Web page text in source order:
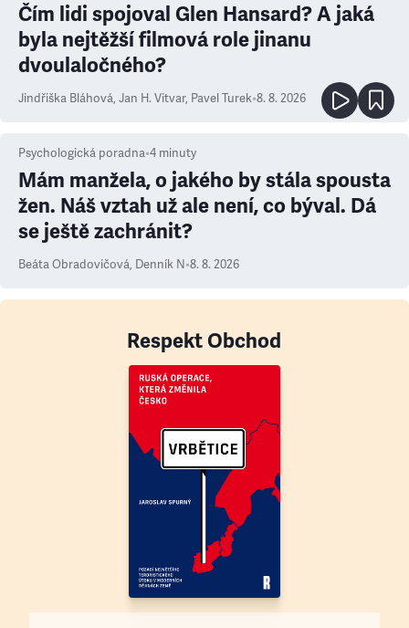
Čím lidi spojoval Glen Hansard? A jaká
byla nejtěžší filmová role jinanu
dvoulaločného?
Jindřiška Bláhová, Jan H. Vitvar, Pavel Turek•8. 8. 2026
Psychologická poradna•4 minuty
Mám manžela, o jakého by stála spousta
žen. Náš vztah už ale není, co býval. Dá
se ještě zachránit?
Beáta Obradovičová, Denník N•8. 8. 2026
Respekt Obchod